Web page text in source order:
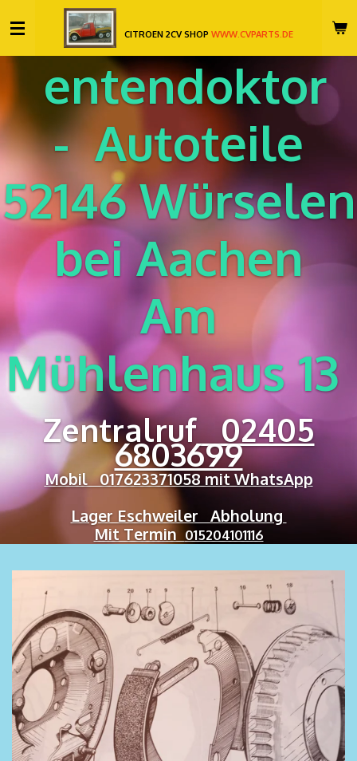
Hauptinhalt
springen
CITROEN 2CV SHOPWWW.CVPARTS.DE
entendoktor
-Autoteile
52146 Würselen
bei Aachen
Am
Mühlenhaus 13
Zentralruf02405
6803699
Mobil 017623371058 mit WhatsApp
Lager Eschweiler Abholung
Mit Termin 015204101116